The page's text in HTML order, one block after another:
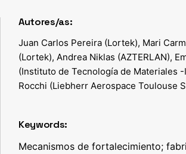
Autores/as:
Juan Carlos Pereira (Lortek), Mari
(Lortek), Andrea Niklas (AZTERLAN),
(Instituto de Tecnología de Materiales
Rocchi (Liebherr Aerospace Toulouse
Keywords:
Mecanismos de fortalecimiento;